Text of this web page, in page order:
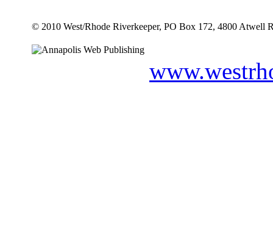
© 2010 West/Rhode Riverkeeper, PO Box 172, 4800 Atwell